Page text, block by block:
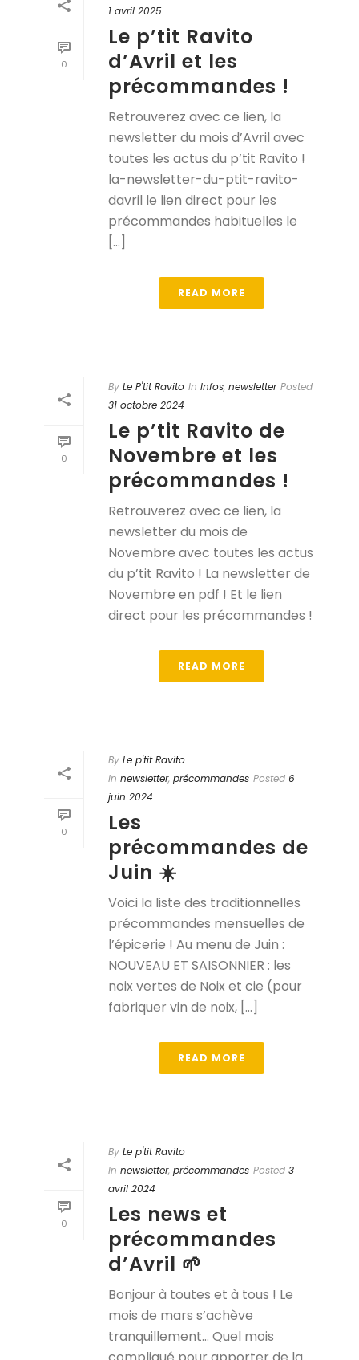
0
1 avril 2025
Le p’tit Ravito
d’Avril et les
précommandes !
Retrouverez avec ce lien, la
newsletter du mois d’Avril avec
toutes les actus du p’tit Ravito !
la-newsletter-du-ptit-ravito-
davril le lien direct pour les
précommandes habituelles le
[...]
READ MORE
0
By Le P'tit Ravito In Infos, newsletter Posted
31 octobre 2024
Le p’tit Ravito de
Novembre et les
précommandes !
Retrouverez avec ce lien, la
newsletter du mois de
Novembre avec toutes les actus
du p’tit Ravito ! La newsletter de
Novembre en pdf ! Et le lien
direct pour les précommandes !
READ MORE
0
By Le p'tit Ravito
In newsletter, précommandes Posted 6
juin 2024
Les
précommandes de
Juin ☀️
Voici la liste des traditionnelles
précommandes mensuelles de
l’épicerie ! Au menu de Juin :
NOUVEAU ET SAISONNIER : les
noix vertes de Noix et cie (pour
fabriquer vin de noix, [...]
READ MORE
0
By Le p'tit Ravito
In newsletter, précommandes Posted 3
avril 2024
Les news et
précommandes
d’Avril 🌱
Bonjour à toutes et à tous ! Le
mois de mars s’achève
tranquillement… Quel mois